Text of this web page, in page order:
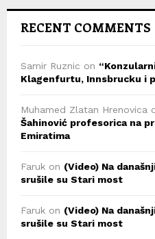
RECENT COMMENTS
Samir Ruznic on
Klagenfurtu, Innsbrucku i
Muhamed Zlatan Hrenovica
Šahinović profesorica na
Emiratima
Faruk on (Video) Na
srušile su Stari most
Faruk on (Video) Na
srušile su Stari most